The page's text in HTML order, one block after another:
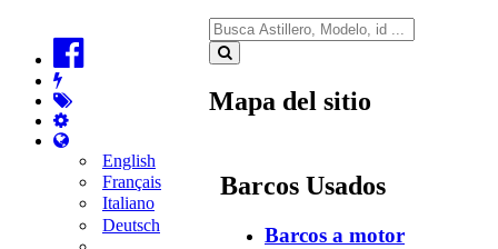
English
Français
Italiano
Deutsch
Mapa del sitio
Barcos Usados
Barcos a motor